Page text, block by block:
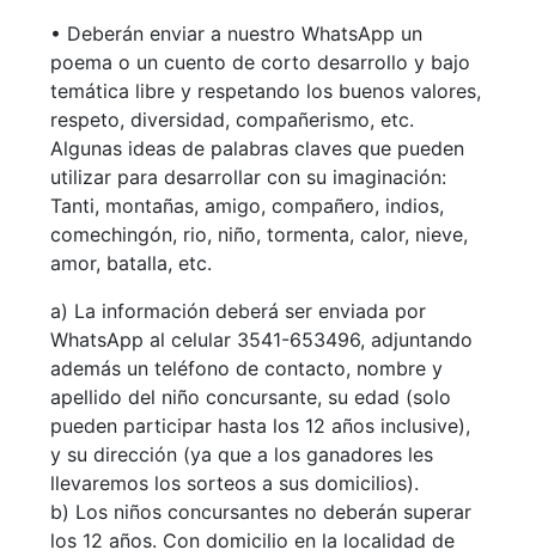
• Deberán enviar a nuestro WhatsApp un
poema o un cuento de corto desarrollo y bajo
temática libre y respetando los buenos valores,
respeto, diversidad, compañerismo, etc.
Algunas ideas de palabras claves que pueden
utilizar para desarrollar con su imaginación:
Tanti, montañas, amigo, compañero, indios,
comechingón, rio, niño, tormenta, calor, nieve,
amor, batalla, etc.
a) La información deberá ser enviada por
WhatsApp al celular 3541-653496, adjuntando
además un teléfono de contacto, nombre y
apellido del niño concursante, su edad (solo
pueden participar hasta los 12 años inclusive),
y su dirección (ya que a los ganadores les
llevaremos los sorteos a sus domicilios).
b) Los niños concursantes no deberán superar
los 12 años. Con domicilio en la localidad de